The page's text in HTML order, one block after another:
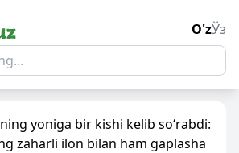
O'zЎз
yoniga bir kishi kelib so‘rabdi:
zaharli ilon bilan ham gaplasha